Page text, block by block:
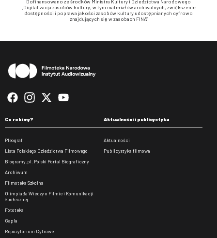
„Digitalizacja zasobów kultury, w tym materiałów archiwalnych, zwiększenie
dostępności i poprawa jakości zasobów kultury udostępnianych cyfrowo
znajdujących się w zasobach FINA”
Co robimy?
Pleograf
Lista Polskiego Dziedzictwa Filmowego
Biogramy.pl. Polski Portal Biograficzny
Archiwum
Filmoteka Szkolna
Olimpiada Wiedzy o Filmie i Komunikacji
Społecznej
Fototeka
Gapla
Repozytorium Cyfrowe
Aktualności i publicystyka
Aktualności
Publicystyka filmowa